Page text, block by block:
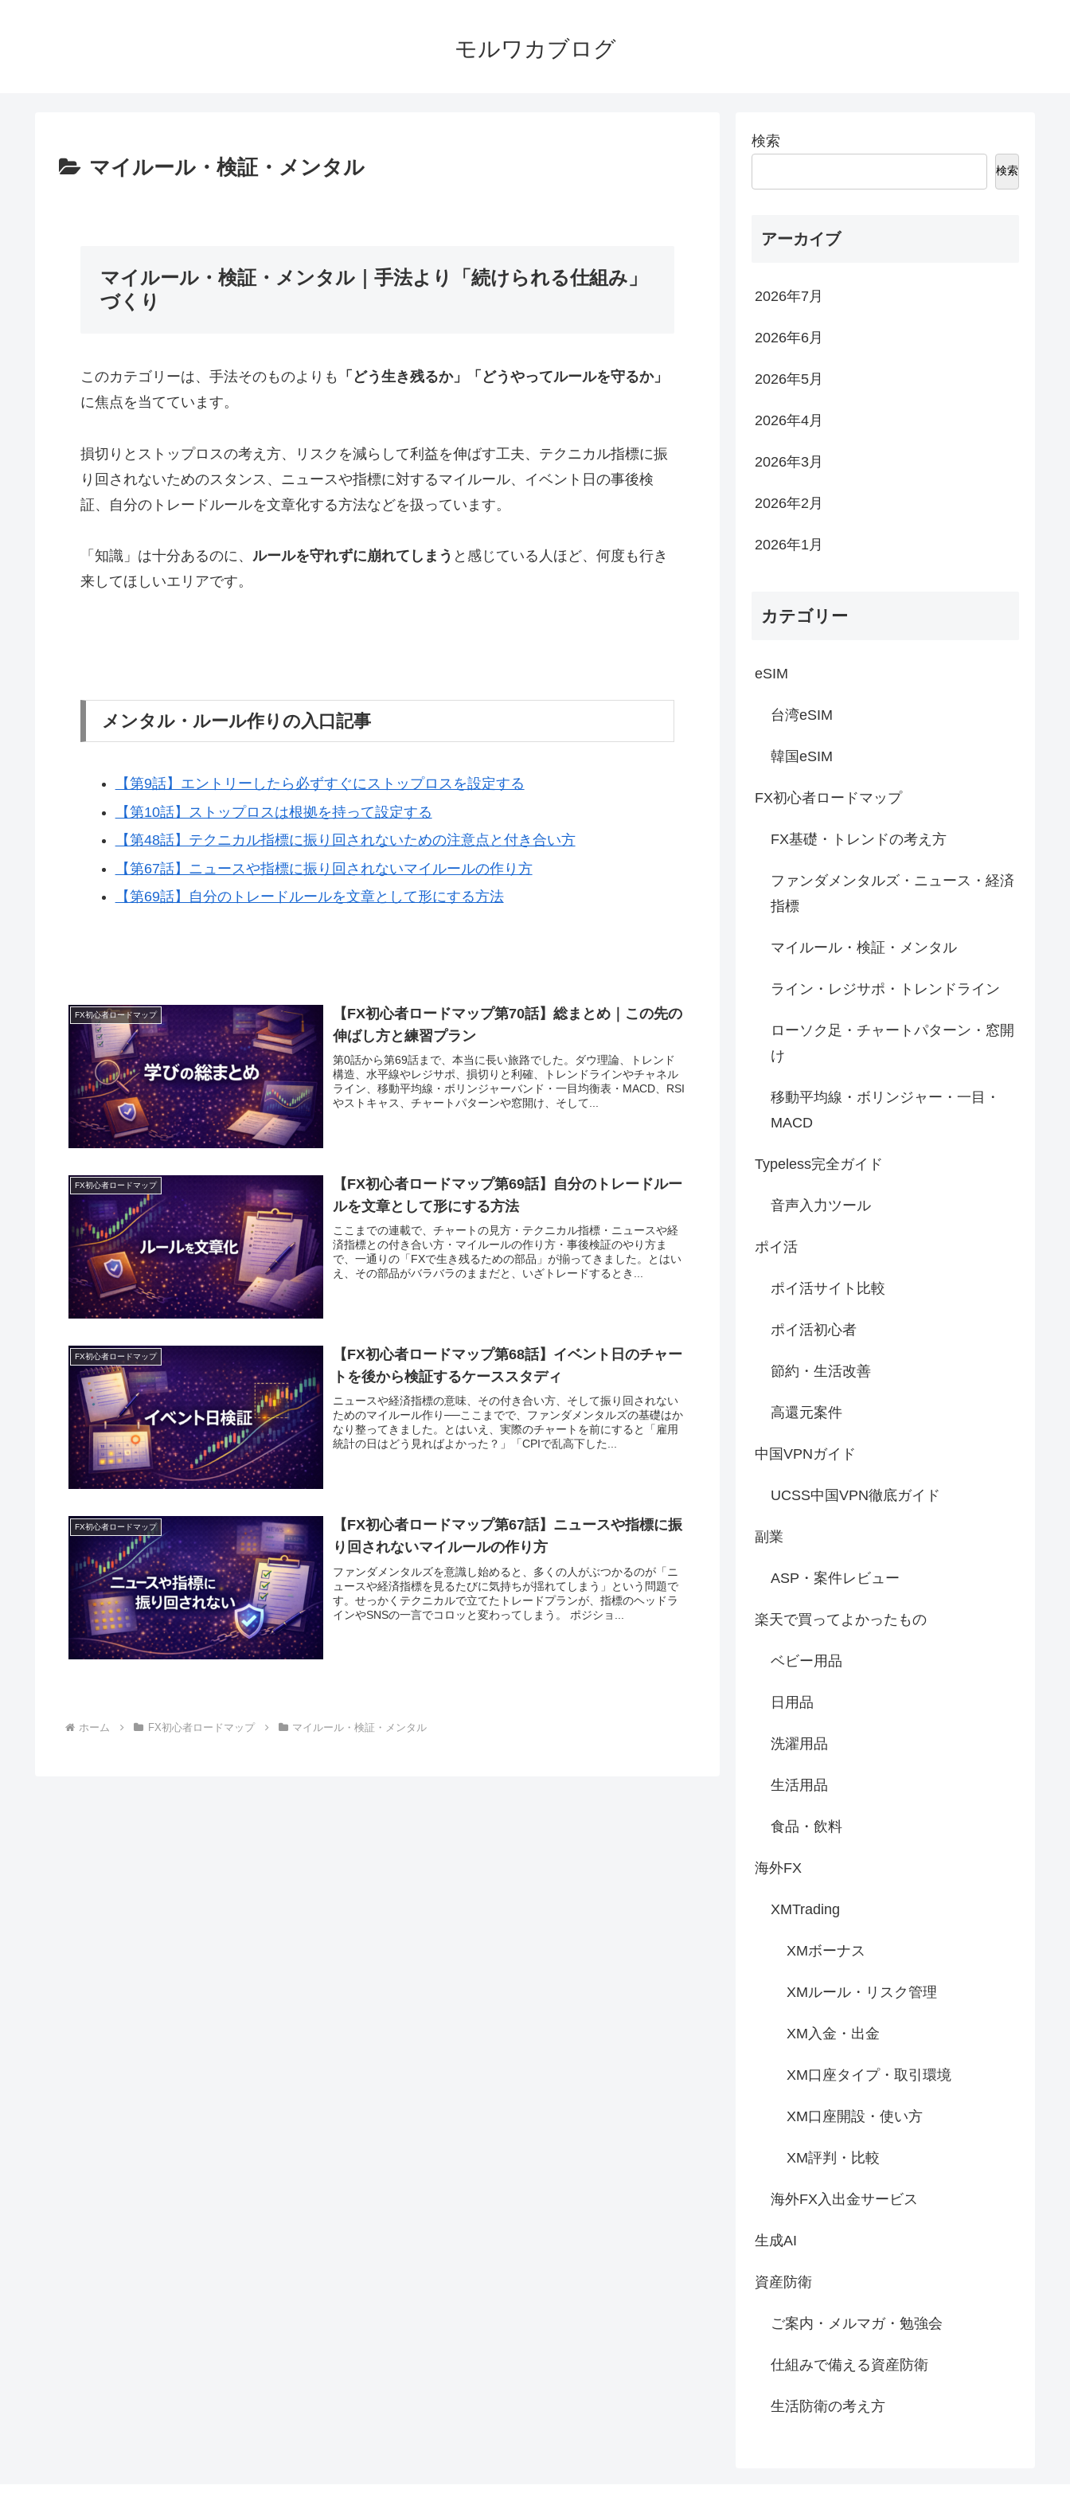
モルワカブログ
マイルール・検証・メンタル
マイルール・検証・メンタル｜手法より「続けられる仕組み」
づくり
このカテゴリーは、手法そのものよりも
「どう生き残るか」「どうやってルールを守るか」
に焦点を当てています。
損切りとストップロスの考え方、リスクを減らして利益を伸ばす工夫、テクニカル指標に振
り回されないためのスタンス、ニュースや指標に対するマイルール、イベント日の事後検
証、自分のトレードルールを文章化する方法などを扱っています。
「知識」は十分あるのに、 ルールを守れずに崩れてしまう と感じている人ほど、何度も行き
来してほしいエリアです。
メンタル・ルール作りの入口記事
【第9話】エントリーしたら必ずすぐにストップロスを設定する
【第10話】ストップロスは根拠を持って設定する
【第48話】テクニカル指標に振り回されないための注意点と付き合い方
【第67話】ニュースや指標に振り回されないマイルールの作り方
【第69話】自分のトレードルールを文章として形にする方法
FX初心者ロードマップ
【FX初心者ロードマップ第70話】総まとめ｜この先の
伸ばし方と練習プラン
第0話から第69話まで、本当に長い旅路でした。ダウ理論、トレンド
構造、水平線やレジサポ、損切りと利確、トレンドラインやチャネル
ライン、移動平均線・ボリンジャーバンド・一目均衡表・MACD、RSI
やストキャス、チャートパターンや窓開け、そして...
FX初心者ロードマップ
【FX初心者ロードマップ第69話】自分のトレードルー
ルを文章として形にする方法
ここまでの連載で、チャートの見方・テクニカル指標・ニュースや経
済指標との付き合い方・マイルールの作り方・事後検証のやり方ま
で、一通りの「FXで生き残るための部品」が揃ってきました。とはい
え、その部品がバラバラのままだと、いざトレードするとき...
FX初心者ロードマップ
【FX初心者ロードマップ第68話】イベント日のチャー
トを後から検証するケーススタディ
ニュースや経済指標の意味、その付き合い方、そして振り回されない
ためのマイルール作り──ここまでで、ファンダメンタルズの基礎はか
なり整ってきました。とはいえ、実際のチャートを前にすると「雇用
統計の日はどう見ればよかった？」「CPIで乱高下した...
FX初心者ロードマップ
【FX初心者ロードマップ第67話】ニュースや指標に振
り回されないマイルールの作り方
ファンダメンタルズを意識し始めると、多くの人がぶつかるのが「ニ
ュースや経済指標を見るたびに気持ちが揺れてしまう」という問題で
す。せっかくテクニカルで立てたトレードプランが、指標のヘッドラ
インやSNSの一言でコロッと変わってしまう。 ポジショ...
ホーム FX初心者ロードマップ マイルール・検証・メンタル
検索
検索
アーカイブ
2026年7月
2026年6月
2026年5月
2026年4月
2026年3月
2026年2月
2026年1月
カテゴリー
eSIM
台湾eSIM
韓国eSIM
FX初心者ロードマップ
FX基礎・トレンドの考え方
ファンダメンタルズ・ニュース・経済
指標
マイルール・検証・メンタル
ライン・レジサポ・トレンドライン
ローソク足・チャートパターン・窓開
け
移動平均線・ボリンジャー・一目・
MACD
Typeless完全ガイド
音声入力ツール
ポイ活
ポイ活サイト比較
ポイ活初心者
節約・生活改善
高還元案件
中国VPNガイド
UCSS中国VPN徹底ガイド
副業
ASP・案件レビュー
楽天で買ってよかったもの
ベビー用品
日用品
洗濯用品
生活用品
食品・飲料
海外FX
XMTrading
XMボーナス
XMルール・リスク管理
XM入金・出金
XM口座タイプ・取引環境
XM口座開設・使い方
XM評判・比較
海外FX入出金サービス
生成AI
資産防衛
ご案内・メルマガ・勉強会
仕組みで備える資産防衛
生活防衛の考え方